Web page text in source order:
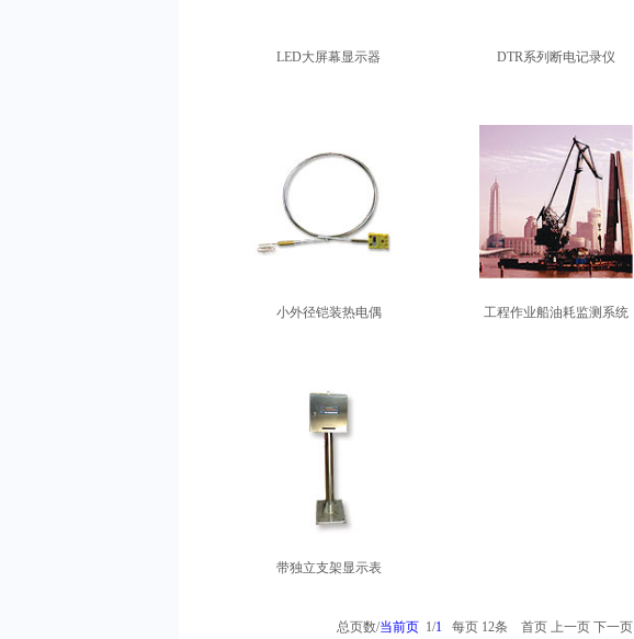
LED大屏幕显示器 DTR系列断电记录仪
小外径铠装热电偶 工程作业船油耗监测系统
带独立支架显示表
总页数/当前页1/1每页 12条 首页 上一页 下一页